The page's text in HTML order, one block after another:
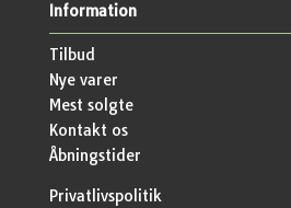
Information
Tilbud
Nye varer
Mest solgte
Kontakt os
Åbningstider
Privatlivspolitik